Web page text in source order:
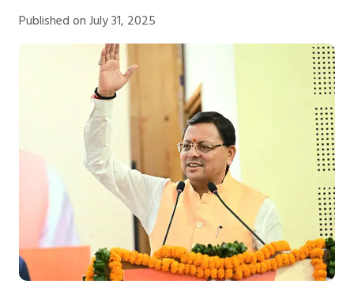
Published on July 31, 2025